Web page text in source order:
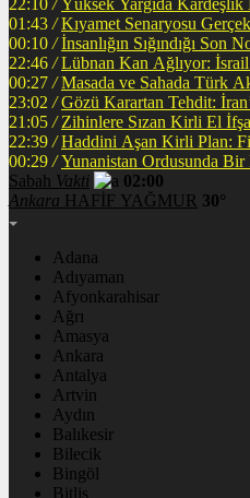
22:10 / Yüksek Yargıda
01:43 /
00:10 / İnsanlığın Sığındığı
22:46 / Lübnan Kan Ağlıyor:
00:27 / Masada ve Sahada Türk
23:02 / Gözü Karartan Tehdit:
21:05 / Zihinlere Sızan Kirli El
22:39 /
00:29 / Yunanistan Ordusunda
Sabah Vakti
02:00
Ankara HAFİF YAĞMUR 30°
Adana
Adıyaman
Afyonkarahisar
Ağrı
Amasya
Ankara
Antalya
Artvin
Aydın
Balıkesir
Bilecik
Bingöl
Bitlis